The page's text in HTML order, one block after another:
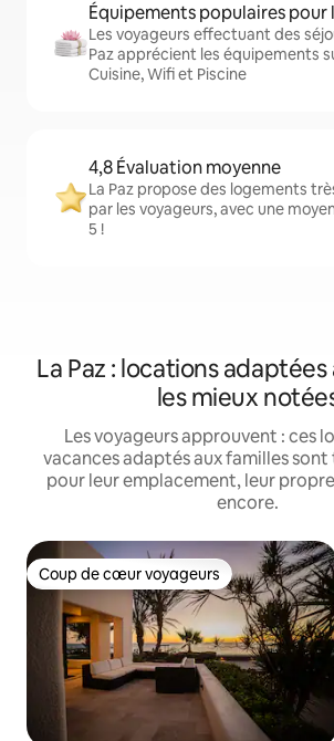
Équipements populaires pour
Les voyageurs effectuant des
Paz apprécient les équipements
Cuisine, Wifi et Piscine
4,8 Évaluation moyenne
La Paz propose des logements
par les voyageurs, avec une
5 !
La Paz : locations
les mieux
Les voyageurs approuvent : ces
vacances adaptés aux familles
pour leur emplacement, leur
encore.
Coup de cœur voyageurs
Coup de cœur voyageurs